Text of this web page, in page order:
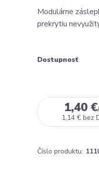
Modulárne
prekrytiu
Dostupnosť
1,40 €
1,14 € bez
Číslo produktu: